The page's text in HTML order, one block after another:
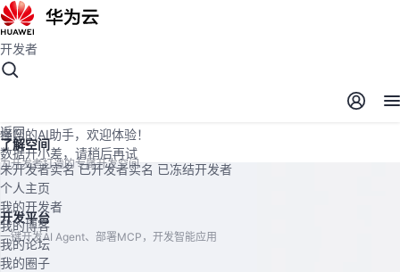
开发者空间
开发者空间
了解空间
为开发者打造的专属开发空间
开发平台
一键开发AI Agent、部署MCP，开发智能应用
开发者
返回
未开发者实名 已开发者实名 已冻结开发者
个人主页
我的开发者
我的博客
我的论坛
我的圈子
懂您的AI助手，欢迎体验！
数据开小差，请稍后再试